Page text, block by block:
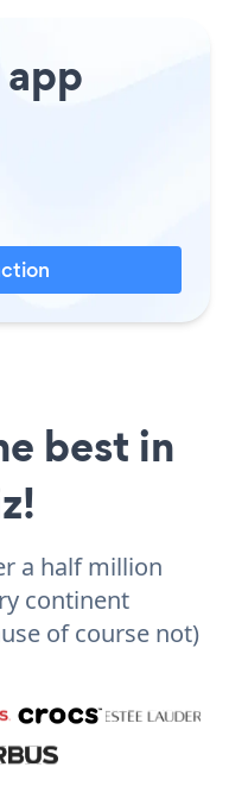
best in
a half million
continent
of course not)